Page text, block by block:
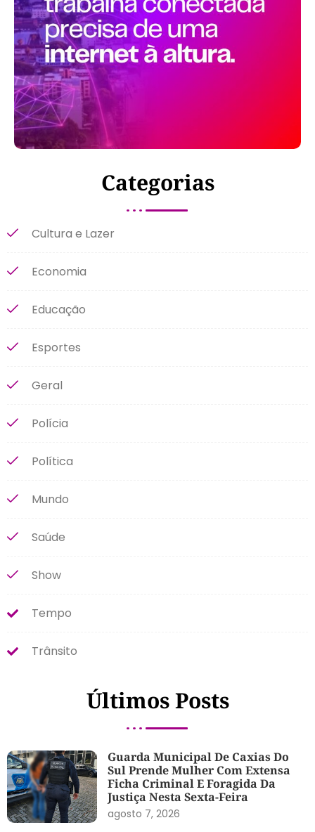
Categorias
Cultura e Lazer
Economia
Educação
Esportes
Geral
Polícia
Política
Mundo
Saúde
Show
Tempo
Trânsito
Últimos Posts
Guarda Municipal De Caxias Do
Sul Prende Mulher Com Extensa
Ficha Criminal E Foragida Da
Justiça Nesta Sexta-Feira
agosto 7, 2026